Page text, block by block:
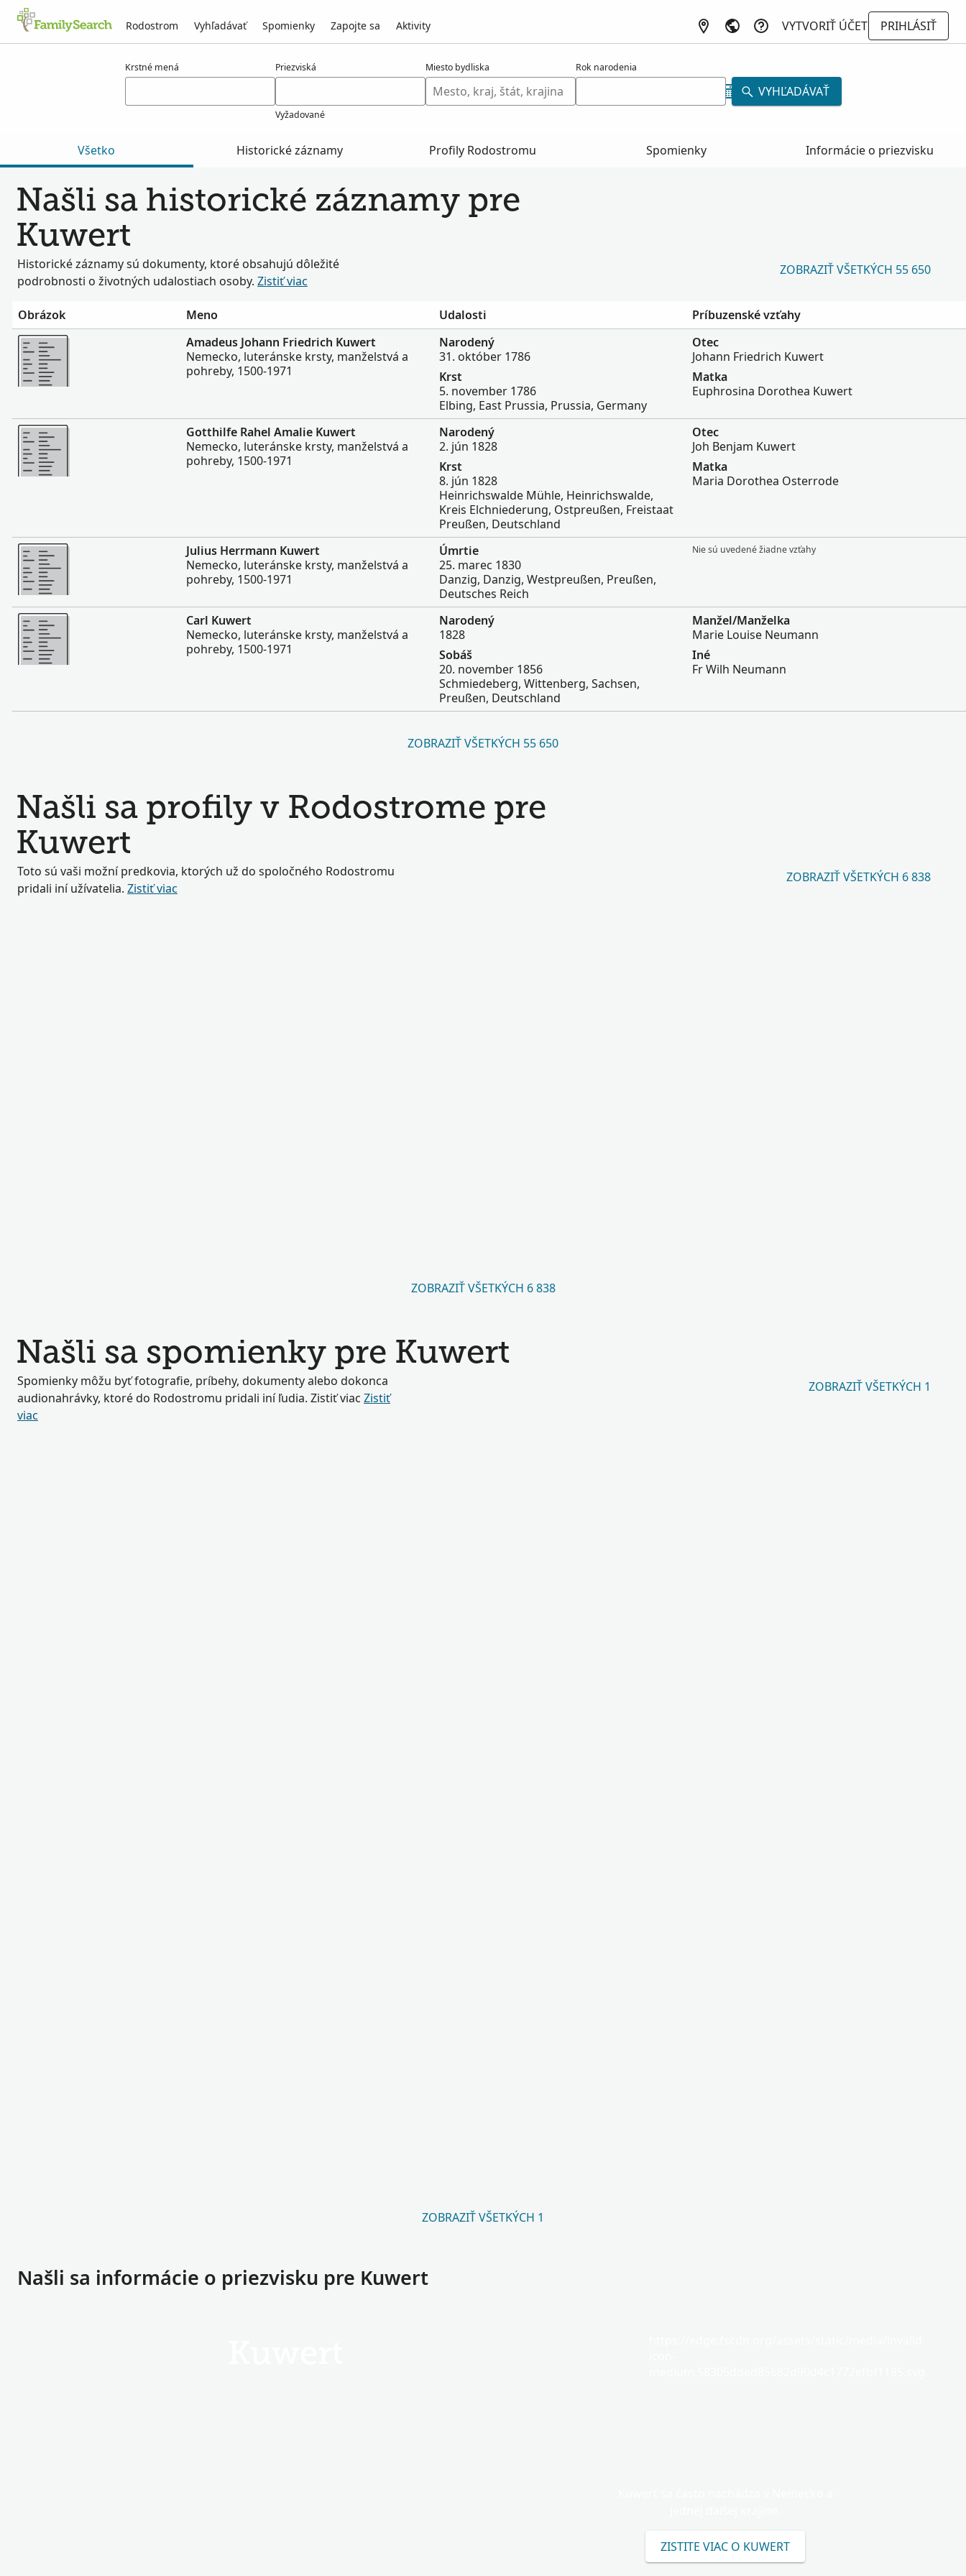
Rodostrom Vyhľadávať Spomienky Zapojte sa Aktivity VYTVORIŤ ÚČET
PRIHLÁSIŤ
Krstné mená Priezviská
Vyžadované
Miesto bydliska Rok narodenia
VYHĽADÁVAŤ
Všetko Historické záznamy Profily Rodostromu Spomienky Informácie o priezvisku
Našli sa historické záznamy pre
Kuwert
Historické záznamy sú dokumenty, ktoré obsahujú dôležité
podrobnosti o životných udalostiach osoby. Zistiť viac
ZOBRAZIŤ VŠETKÝCH 55 650
Obrázok Meno Udalosti
Príbuzenské vzťahy
Viac
Amadeus Johann Friedrich Kuwert
Nemecko, luteránske krsty, manželstvá a
pohreby, 1500-1971
Narodený
31. október 1786
Krst
5. november 1786
Elbing, East Prussia, Prussia, Germany
Otec
Johann Friedrich Kuwert
Matka
Euphrosina Dorothea Kuwert
Viac
Gotthilfe Rahel Amalie Kuwert
Nemecko, luteránske krsty, manželstvá a
pohreby, 1500-1971
Narodený
2. jún 1828
Krst
8. jún 1828
Heinrichswalde Mühle, Heinrichswalde,
Kreis Elchniederung, Ostpreußen, Freistaat
Preußen, Deutschland
Otec
Joh Benjam Kuwert
Matka
Maria Dorothea Osterrode
Viac
Julius Herrmann Kuwert
Nemecko, luteránske krsty, manželstvá a
pohreby, 1500-1971
Úmrtie
25. marec 1830
Danzig, Danzig, Westpreußen, Preußen,
Deutsches Reich
Nie sú uvedené žiadne vzťahy
Viac
Carl Kuwert
Nemecko, luteránske krsty, manželstvá a
pohreby, 1500-1971
Narodený
1828
Sobáš
20. november 1856
Schmiedeberg, Wittenberg, Sachsen,
Preußen, Deutschland
Manžel/Manželka
Marie Louise Neumann
Iné
Fr Wilh Neumann
ZOBRAZIŤ VŠETKÝCH 55 650
Našli sa profily v Rodostrome pre
Kuwert
Toto sú vaši možní predkovia, ktorých už do spoločného Rodostromu
pridali iní užívatelia. Zistiť viac
ZOBRAZIŤ VŠETKÝCH 6 838
ZOBRAZIŤ VŠETKÝCH 6 838
Našli sa spomienky pre Kuwert
Spomienky môžu byť fotografie, príbehy, dokumenty alebo dokonca
audionahrávky, ktoré do Rodostromu pridali iní ľudia. Zistiť viac Zistiť
viac
ZOBRAZIŤ VŠETKÝCH 1
ZOBRAZIŤ VŠETKÝCH 1
Našli sa informácie o priezvisku pre Kuwert
ZISTITE VIAC O KUWERT